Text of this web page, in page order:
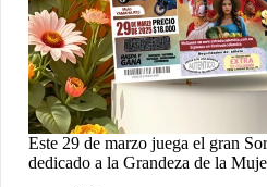
Este 29 de marzo juega el gran
dedicado a la Grandeza de la